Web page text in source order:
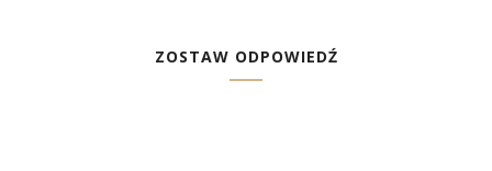
ZOSTAW ODPOWIEDŹ